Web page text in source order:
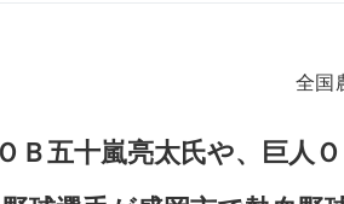
全国
Ｂ五十嵐亮太氏や、巨人